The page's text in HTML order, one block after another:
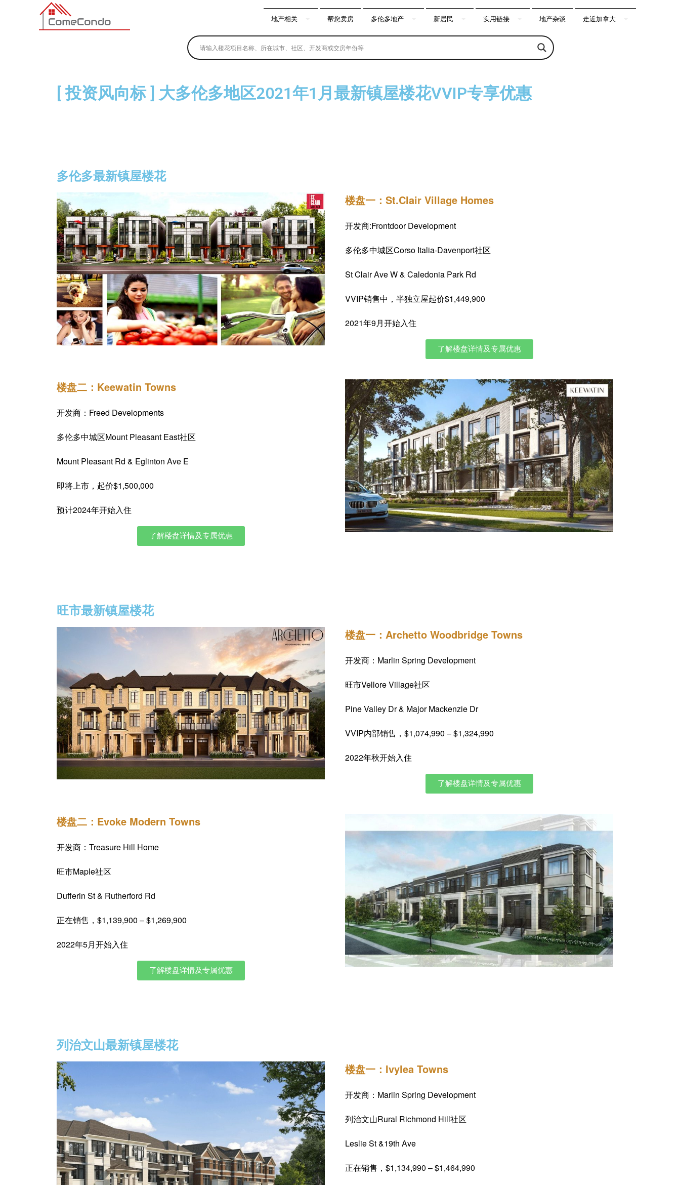
多伦多最新最全的楼花搜索引擎
地产相关 帮您卖房 多伦多地产 新居民 实用链接 地产杂谈 走近加拿大
[ 投资风向标 ] 大多伦多地区2021年1月最新镇屋楼花VVIP专享优惠
多伦多最新镇屋楼花
楼盘一：St.Clair Village Homes
开发商:Frontdoor Development
多伦多中城区Corso Italia-Davenport社区
St Clair Ave W & Caledonia Park Rd
VVIP销售中，半独立屋起价$1,449,900
2021年9月开始入住
了解楼盘详情及专属优惠
楼盘二：Keewatin Towns
开发商：Freed Developments
多伦多中城区Mount Pleasant East社区
Mount Pleasant Rd & Eglinton Ave E
即将上市，起价$1,500,000
预计2024年开始入住
了解楼盘详情及专属优惠
旺市最新镇屋楼花
楼盘一：Archetto Woodbridge Towns
开发商：Marlin Spring Development
旺市Vellore Village社区
Pine Valley Dr & Major Mackenzie Dr
VVIP内部销售，$1,074,990 – $1,324,990
2022年秋开始入住
了解楼盘详情及专属优惠
楼盘二：Evoke Modern Towns
开发商：Treasure Hill Home
旺市Maple社区
Dufferin St & Rutherford Rd
正在销售，$1,139,900 – $1,269,900
2022年5月开始入住
了解楼盘详情及专属优惠
列治文山最新镇屋楼花
楼盘一：Ivylea Towns
开发商：Marlin Spring Development
列治文山Rural Richmond Hill社区
Leslie St &19th Ave
正在销售，$1,134,990 – $1,464,990